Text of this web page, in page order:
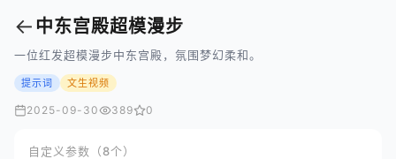
← 中东宫殿超模漫步
一位红发超模漫步中东宫殿，氛围梦幻柔和。
提示词 文生视频
2025-09-30 389 0
自定义参数（8个）